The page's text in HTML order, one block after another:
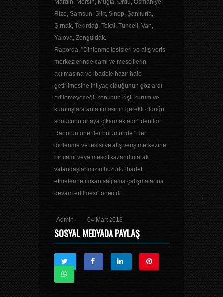
Mardin, Mersin, Muğla, Ordu, Osmaniye,
Rize, Samsun, Siirt, Sinop, Şanlıurfa,
Şırnak, Tekirdağ, Tokat, Tunceli, Van,
Yalova, Zonguldak.
Raporda, "Dinlenme tesisleri ve alış veriş
merkezlerinde cami ve mescitlerin
açılmasına ve ibadete hazır hale
getirilmesine ihtiyaç olduğunun göz ardı
edilemeyeceği, konunun kişi, kurum ve
kuruluşlara anlatılmasının gerekli olduğu
sonucunu ortaya çıkarmaktadır" denildi.
Raporun öneriler bölümünde "Her
dinlenme ve tesisi ve alış veriş merkezine
bir cami veya mescit kazandırılarak
vatandaşlarımızın huzurlu ibadet
etmelerine imkan sağlama çalışmalarına
devam edilmesi" önerildi.
Admin 04 Mart 2013
SOSYAL MEDYADA PAYLAŞ